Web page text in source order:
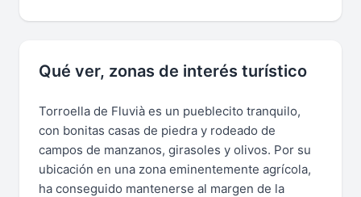
Qué ver, zonas de interés turístico
Torroella de Fluvià es un pueblecito tranquilo,
con bonitas casas de piedra y rodeado de
campos de manzanos, girasoles y olivos. Por su
ubicación en una zona eminentemente agrícola,
ha conseguido mantenerse al margen de la